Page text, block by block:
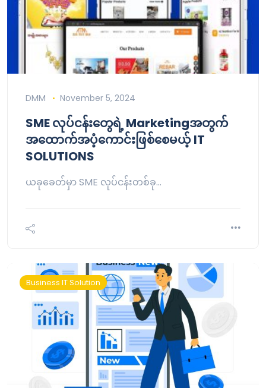
DMM November 5, 2024
SME လုပ်ငန်းတွေရဲ့ Marketingအတွက်
အထောက်အပံ့ကောင်းဖြစ်စေမယ့် IT
SOLUTIONS
ယခုခေတ်မှာ SME လုပ်ငန်းတစ်ခု…
Business IT Solution